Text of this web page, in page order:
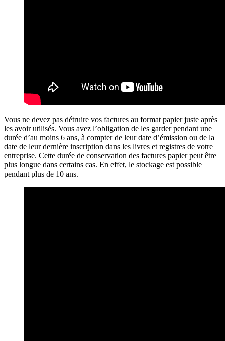
Vous ne devez pas détruire vos factures au format papier juste après
les avoir utilisés. Vous avez l’obligation de les garder pendant une
durée d’au moins 6 ans, à compter de leur date d’émission ou de la
date de leur dernière inscription dans les livres et registres de votre
entreprise. Cette durée de conservation des factures papier peut être
plus longue dans certains cas. En effet, le stockage est possible
pendant plus de 10 ans.